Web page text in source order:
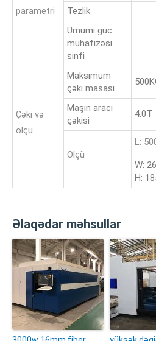
parametri
Tezlik
Ümumi güc
mühafizəsi
sinfi
Çəki və
ölçü
Maksimum
çəki masası
Maşın aracı
çəkisi
4.0T
Ölçü
L:
W:
H:
Əlaqədar məhsullar